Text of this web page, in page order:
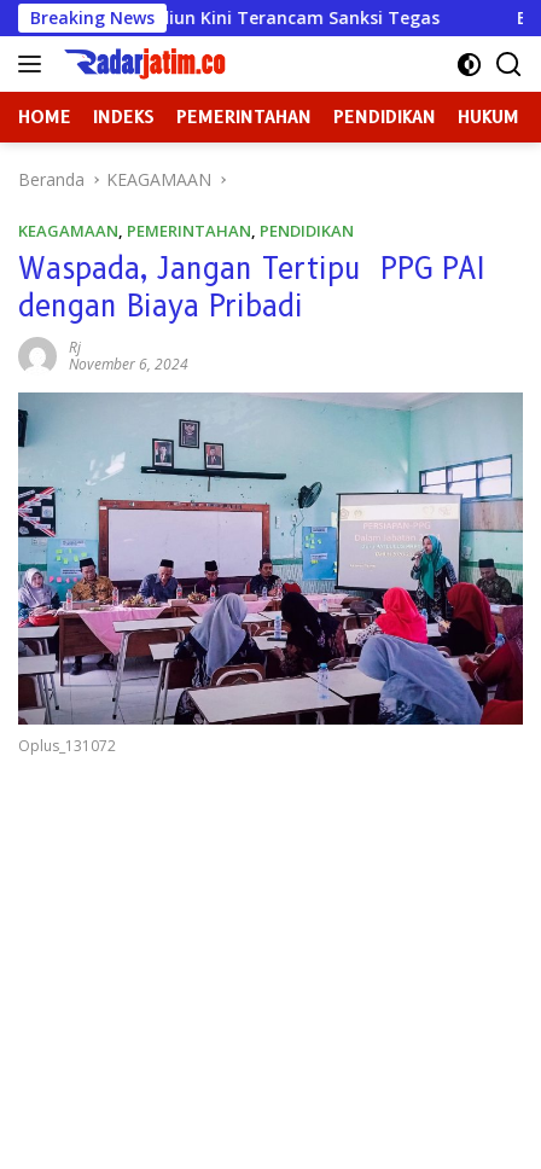
Langsung
ke
konten
Breaking News
Madiun Kini Terancam Sanksi Tegas Badan
HOME INDEKS PEMERINTAHAN PENDIDIKAN HUKUM
Beranda KEAGAMAAN
KEAGAMAAN, PEMERINTAHAN, PENDIDIKAN
Waspada, Jangan Tertipu PPG PAI
dengan Biaya Pribadi
Rj
November 6, 2024
Oplus_131072